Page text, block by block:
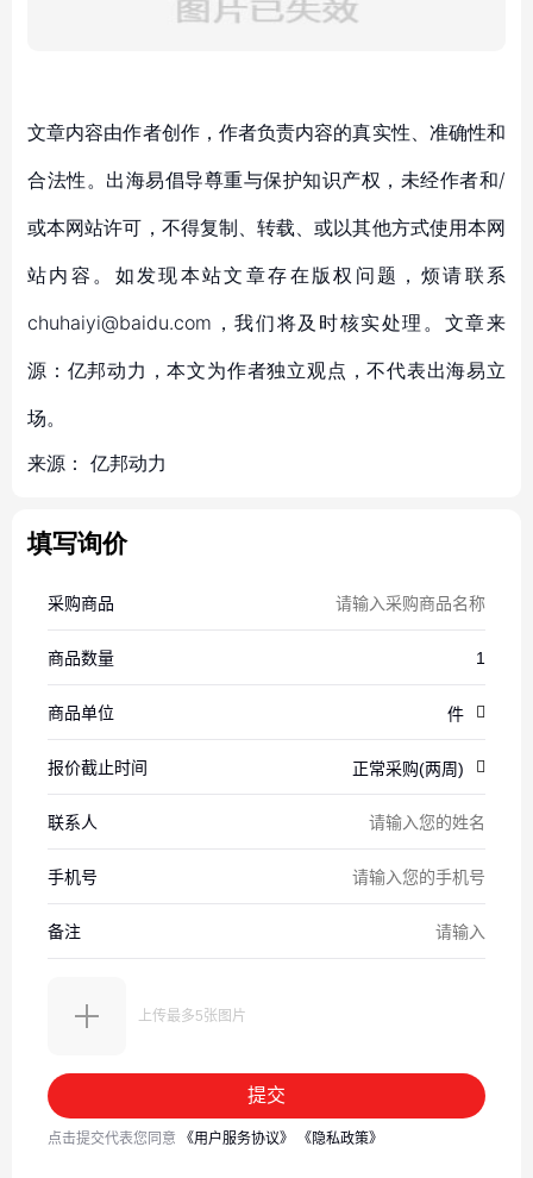
文章内容由作者创作，作者负责内容的真实性、准确性和
合法性。出海易倡导尊重与保护知识产权，未经作者和/
或本网站许可，不得复制、转载、或以其他方式使用本网
站内容。如发现本站文章存在版权问题，烦请联系
chuhaiyi@baidu.com，我们将及时核实处理。文章来
源：亿邦动力，本文为作者独立观点，不代表出海易立
场。
来源： 亿邦动力
填写询价